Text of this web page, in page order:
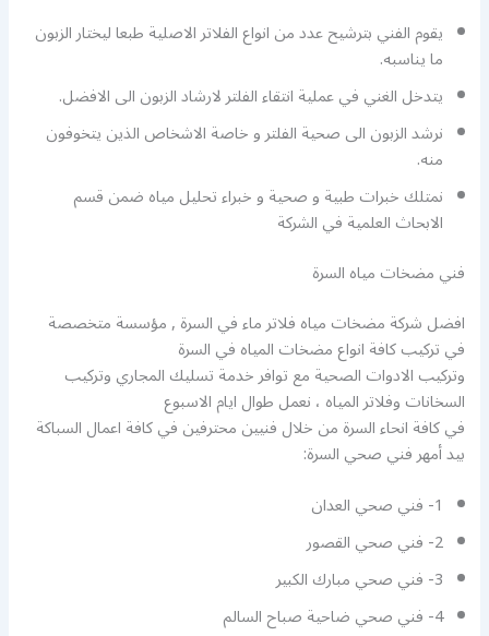
يقوم الفني بترشيح عدد من انواع الفلاتر الاصلية طبعا ليختار الزبون
ما يناسبه.
يتدخل الغني في عملية انتقاء الفلتر لارشاد الزبون الى الافضل.
نرشد الزبون الى صحية الفلتر و خاصة الاشخاص الذين يتخوفون
منه.
نمتلك خبرات طبية و صحية و خبراء تحليل مياه ضمن قسم
الابحاث العلمية في الشركة
فني مضخات مياه السرة
افضل شركة مضخات مياه فلاتر ماء في السرة , مؤسسة متخصصة
في تركيب كافة انواع مضخات المياه في السرة
وتركيب الادوات الصحية مع توافر خدمة تسليك المجاري وتركيب
السخانات وفلاتر المياه ، نعمل طوال ايام الاسبوع
في كافة انحاء السرة من خلال فنيين محترفين في كافة اعمال السباكة
بيد أمهر فني صحي السرة:
1- فني صحي العدان
2- فني صحي القصور
3- فني صحي مبارك الكبير
4- فني صحي ضاحية صباح السالم